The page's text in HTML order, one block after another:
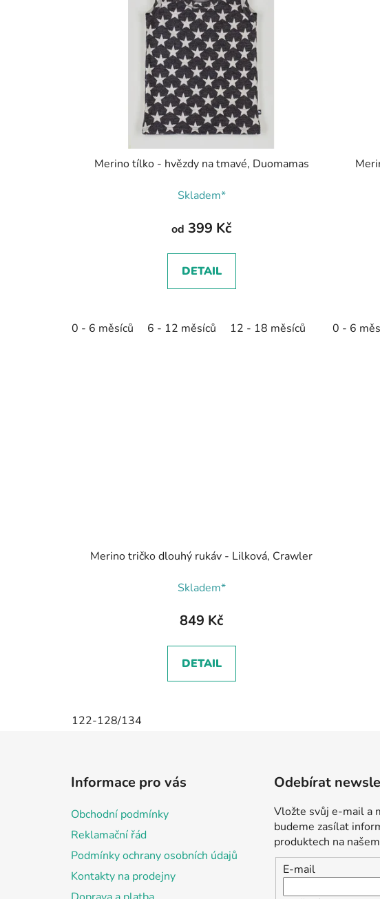
Merino tílko - hvězdy na tmavé, Duomamas
Skladem*
od 399 Kč
DETAIL
0 - 6 měsíců 6 - 12 měsíců 12 - 18 měsíců 0 - 6
Merino tričko dlouhý rukáv - Lilková, Crawler
Skladem*
849 Kč
DETAIL
122-128/134
Informace pro vás
Obchodní podmínky
Reklamační řád
Podmínky ochrany osobních údajů
Kontakty na prodejny
Odebírat
Vložte svůj e-mail a
budeme zasílat
produktech na
E-mail